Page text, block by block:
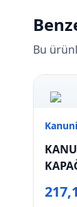
Bu
Kanuni